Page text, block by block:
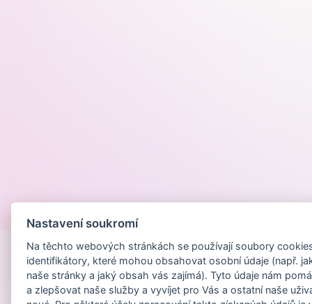
Nastavení soukromí
Na těchto webových stránkách se používají soubory
identifikátory, které mohou obsahovat osobní údaje (např.
naše stránky a jaký obsah vás zajímá). Tyto údaje nám
a zlepšovat naše služby a vyvíjet pro Vás a ostatní naše